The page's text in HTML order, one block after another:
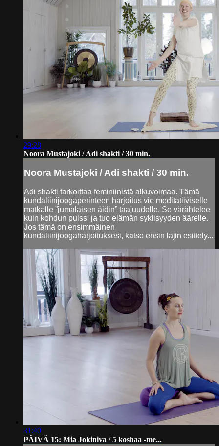
29:28
Noora Mustajoki / Adi shakti / 30 min.
Noora Mustajoki / Adi shakti / 30 min.
Adi shakti tarkoittaa feminiinistä alkuvoimaa. Tämä
kundaliinijoogaperinteen harjoitus vie meditatiiviselle
matkalle ”jumalaisen äidin” taajuudelle. Se värähtelee
kuin kohdun pulssi ja tuo elämän syklisyyden äärelle.
Jos tämä on ensimmäinen
kundaliinijoogaharjoituksesi, katso ensin lajin esittely...
31:40
PÄIVÄ 15: Mia Jokiniva / 5 koshaa -me...